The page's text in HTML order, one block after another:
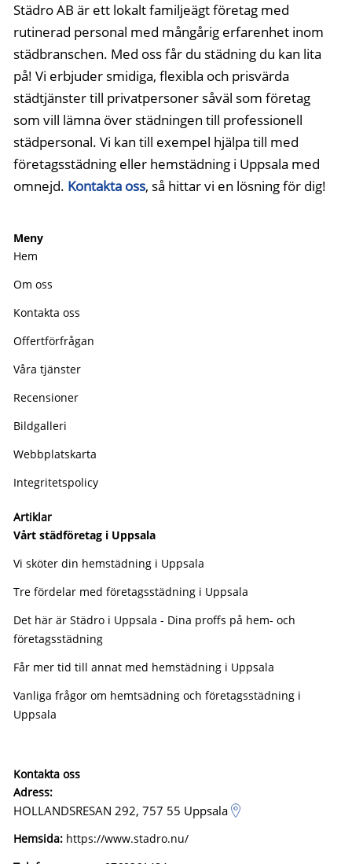
Städro AB är ett lokalt familjeägt företag med
rutinerad personal med mångårig erfarenhet inom
städbranschen. Med oss får du städning du kan lita
på! Vi erbjuder smidiga, flexibla och prisvärda
städtjänster till privatpersoner såväl som företag
som vill lämna över städningen till professionell
städpersonal. Vi kan till exempel hjälpa till med
företagsstädning eller hemstädning i Uppsala med
omnejd. Kontakta oss, så hittar vi en lösning för dig!
Meny
Hem
Om oss
Kontakta oss
Offertförfrågan
Våra tjänster
Recensioner
Bildgalleri
Webbplatskarta
Integritetspolicy
Artiklar
Vårt städföretag i Uppsala
Vi sköter din hemstädning i Uppsala
Tre fördelar med företagsstädning i Uppsala
Det här är Städro i Uppsala - Dina proffs på hem- och
företagsstädning
Får mer tid till annat med hemstädning i Uppsala
Vanliga frågor om hemtsädning och företagsstädning i
Uppsala
Kontakta oss
Adress:
HOLLANDSRESAN 292, 757 55 Uppsala
Hemsida: https://www.stadro.nu/